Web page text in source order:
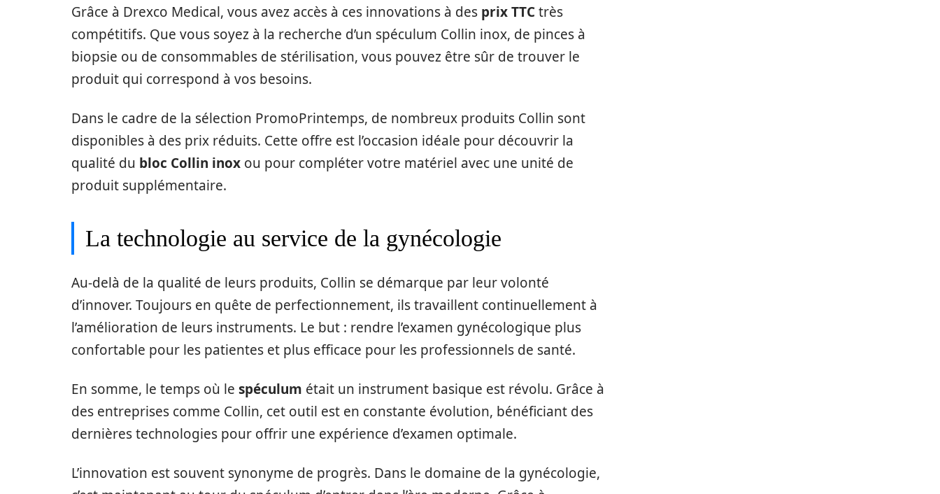
Grâce à Drexco Medical, vous avez accès à ces innovations à des prix TTCtrès
compétitifs. Que vous soyez à la recherche d’un spéculum Collin inox, de pinces à
biopsie ou de consommables de stérilisation, vous pouvez être sûr de trouver le
produit qui correspond à vos besoins.
Dans le cadre de la sélection PromoPrintemps, de nombreux produits Collin sont
disponibles à des prix réduits. Cette offre est l’occasion idéale pour découvrir la
qualité du bloc Collin inox ou pour compléter votre matériel avec une unité de
produit supplémentaire.
La technologie au service de la gynécologie
Au-delà de la qualité de leurs produits, Collin se démarque par leur volonté
d’innover. Toujours en quête de perfectionnement, ils travaillent continuellement à
l’amélioration de leurs instruments. Le but : rendre l’examen gynécologique plus
confortable pour les patientes et plus efficace pour les professionnels de santé.
En somme, le temps où le spéculum était un instrument basique est révolu. Grâce à
des entreprises comme Collin, cet outil est en constante évolution, bénéficiant des
dernières technologies pour offrir une expérience d’examen optimale.
L’innovation est souvent synonyme de progrès. Dans le domaine de la gynécologie,